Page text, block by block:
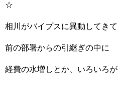
☆
相川がバイプスに異動してきて
前の部署からの引継ぎの中に
経費の水増しとか、いろいろ